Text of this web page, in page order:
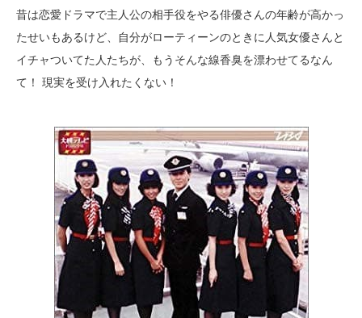
昔は恋愛ドラマで主人公の相手役をやる俳優さんの年齢が高かっ
たせいもあるけど、自分がローティーンのときに人気女優さんと
イチャついてた人たちが、もうそんな線香臭を漂わせてるなん
て！ 現実を受け入れたくない！